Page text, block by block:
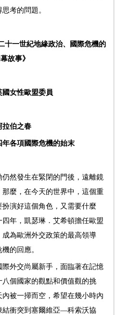
考的問題。
十一世紀地緣政治、國際危機的
故事》
女性歐盟委員
拉伯之春
各項國際危機的始末
然發生在緊閉的門後，遠離鏡
麼，在今天的世界中，這個重
演好這個角色，又需要什麼
年，凱瑟琳．艾希頓擔任歐盟
為歐洲外交政策的最高領導
的回應。
外交尚屬新手，面臨著在記憶
個國家的觀點和價值觀的挑
被一掃而空，希望在幾小時內
結衝突到塞爾維亞—科索沃協